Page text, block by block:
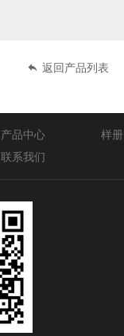
返回产品列表
产品中心 样册
联系我们